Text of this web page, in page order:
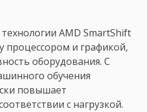
AMD SmartShift
и графикой,
оборудования. С
обучения
повышает
с нагрузкой.